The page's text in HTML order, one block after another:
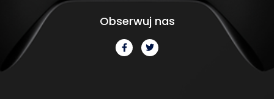
Obserwuj nas